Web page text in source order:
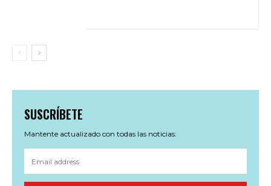
SUSCRÍBETE
Mantente actualizado con todas las noticias: